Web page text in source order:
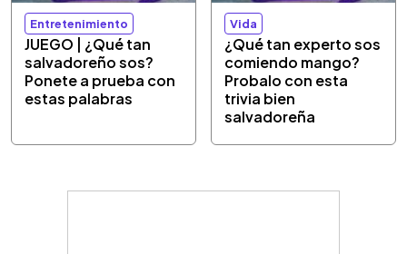
Entretenimiento
JUEGO | ¿Qué tan
salvadoreño sos?
Ponete a prueba con
estas palabras
Vida
¿Qué tan experto sos
comiendo mango?
Probalo con esta
trivia bien
salvadoreña